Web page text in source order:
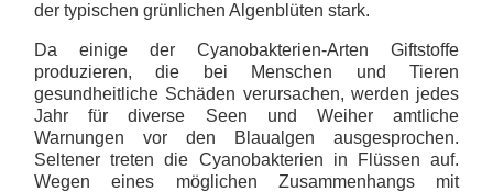
der typischen grünlichen Algenblüten stark.
Da einige der Cyanobakterien-Arten Giftstoffe
produzieren, die bei Menschen und Tieren
gesundheitliche Schäden verursachen, werden jedes
Jahr für diverse Seen und Weiher amtliche
Warnungen vor den Blaualgen ausgesprochen.
Seltener treten die Cyanobakterien in Flüssen auf.
Wegen eines möglichen Zusammenhangs mit